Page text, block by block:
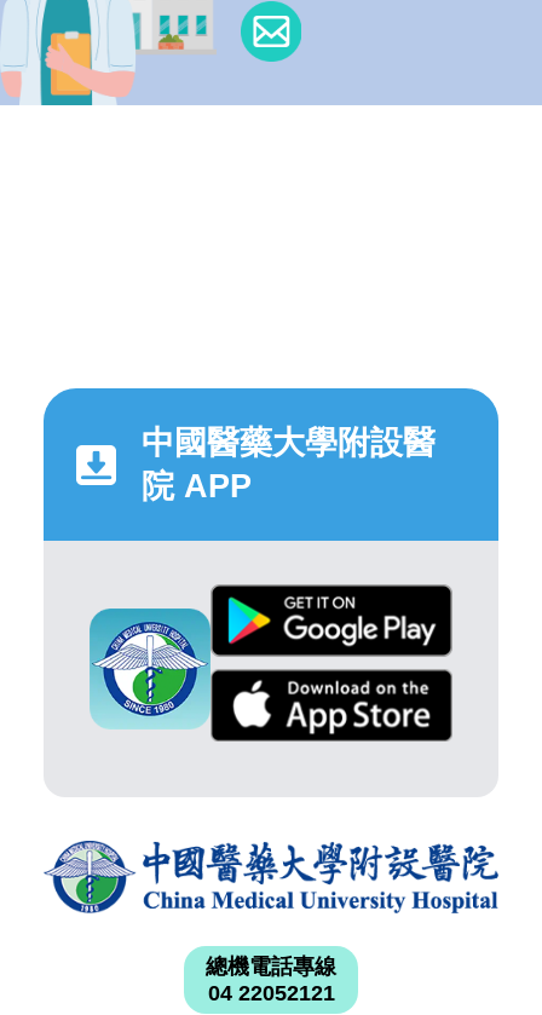
中國醫藥大學附設醫
院 APP
總機電話專線
04 22052121